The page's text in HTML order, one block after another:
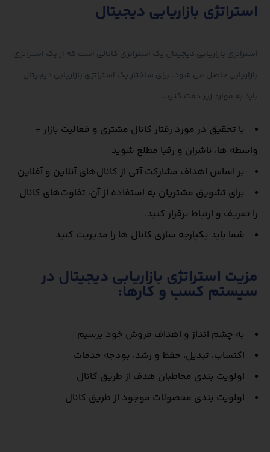
استراتژی بازاریابی دیجیتال
استراتژی بازاریابی دیجیتال یک استراتژی کانالی است که از یک استراتژی
بازاریابی حاصل می شود. برای ساختار یک استراتژی بازاریابی دیجیتال
باید به موارد زیر دقت کنید.
با تحقیق در مورد رفتار کانال مشتری و فعالیت بازار =
واسطه ها، ناشران و رقبا مطلع شوید
بر اساس اهداف مشارکت آتی از کانال‌های آنلاین و آفلاین
برای تشویق مشتریان به استفاده از آن، تفاوت‌های کانال
را تعریف و ارتباط برقرار کنید.
شما باید یکپارچه سازی کانال ها را مدیریت کنید
مزیت استراتژی بازاریابی دیجیتال در
سیستم کسب و کارها:
به چشم انداز و اهداف فروش خود برسیم
اکتساب، تبدیل، حفظ و رشد، بودجه خدمات
اولویت بندی مخاطبان هدف از طریق کانال
اولویت بندی محصولات موجود از طریق کانال